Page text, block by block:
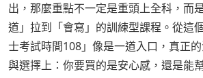
出，那麼重點不一定是重頭上全科，而
道」拉到「會寫」的訓練型課程。從這
士考試時間108」像是一道入口，真正
與選擇上：你要買的是安心感，還是能